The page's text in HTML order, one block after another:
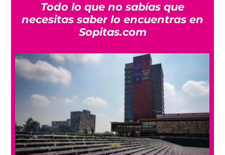
Todo lo que no sabías que
necesitas saber lo encuentras en
Sopitas.com